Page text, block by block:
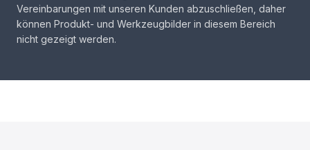
Vereinbarungen mit unseren Kunden abzuschließen, daher
können Produkt- und Werkzeugbilder in diesem Bereich
nicht gezeigt werden.